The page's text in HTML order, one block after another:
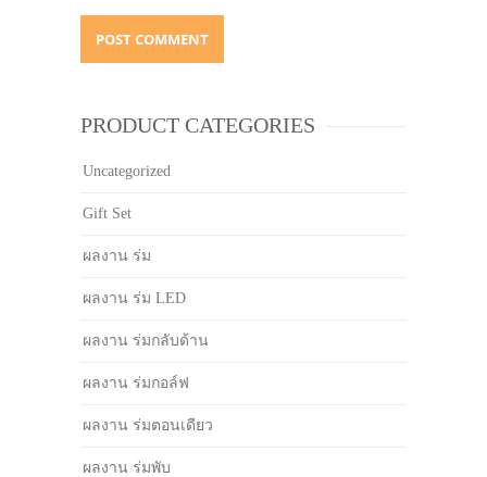
PRODUCT CATEGORIES
Uncategorized
Gift Set
ผลงาน ร่ม
ผลงาน ร่ม LED
ผลงาน ร่มกลับด้าน
ผลงาน ร่มกอล์ฟ
ผลงาน ร่มตอนเดียว
ผลงาน ร่มพับ